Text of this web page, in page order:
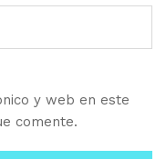
y web en este
comente.